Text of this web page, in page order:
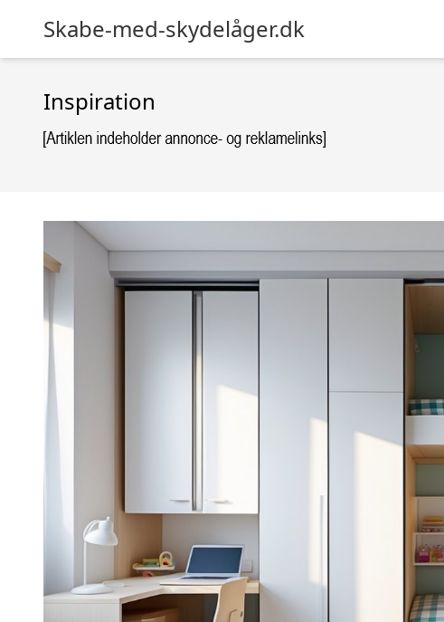
Skabe-med-skydelåger.dk
Inspiration